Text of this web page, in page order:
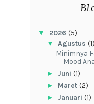
▼ 2026 (5)
▼ Agustus (1)
‎Minimnya
Mood
► Juni (1)
► Maret (2)
► Januari (1)